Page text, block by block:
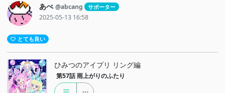
あべ @abcang サポーター
2025-05-13 16:58
とても良い
ひみつのアイプリ リング編
第57話 雨上がりのふたり